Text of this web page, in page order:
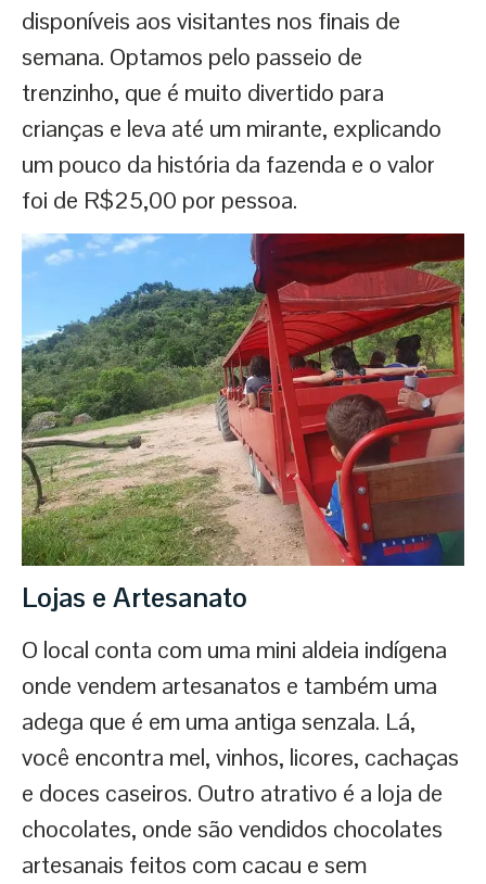
disponíveis aos visitantes nos finais de
semana. Optamos pelo passeio de
trenzinho, que é muito divertido para
crianças e leva até um mirante, explicando
um pouco da história da fazenda e o valor
foi de R$25,00 por pessoa.
Lojas e Artesanato
O local conta com uma mini aldeia indígena
onde vendem artesanatos e também uma
adega que é em uma antiga senzala. Lá,
você encontra mel, vinhos, licores, cachaças
e doces caseiros. Outro atrativo é a loja de
chocolates, onde são vendidos chocolates
artesanais feitos com cacau e sem